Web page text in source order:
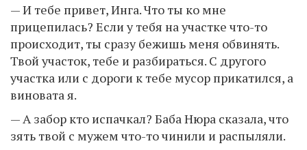
— И тебе привет, Инга. Что ты ко мне
прицепилась? Если у тебя на участке что-то
происходит, ты сразу бежишь меня обвинять.
Твой участок, тебе и разбираться. С другого
участка или с дороги к тебе мусор прикатился, а
виновата я.
— А забор кто испачкал? Баба Нюра сказала, что
зять твой с мужем что-то чинили и распыляли.